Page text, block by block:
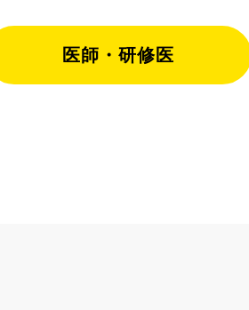
医師・研修医